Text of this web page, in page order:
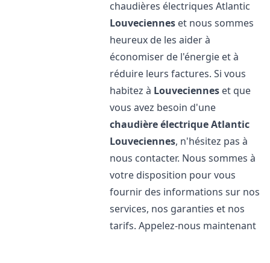
chaudières électriques Atlantic
Louveciennes et nous sommes
heureux de les aider à
économiser de l'énergie et à
réduire leurs factures. Si vous
habitez à Louveciennes et que
vous avez besoin d'une
chaudière électrique Atlantic
Louveciennes, n'hésitez pas à
nous contacter. Nous sommes à
votre disposition pour vous
fournir des informations sur nos
services, nos garanties et nos
tarifs. Appelez-nous maintenant